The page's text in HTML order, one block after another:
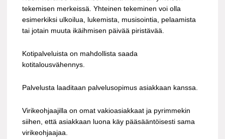
tekemisen merkeissä. Yhteinen tekeminen voi olla
esimerkiksi ulkoilua, lukemista, musisointia, pelaamista
tai jotain muuta ikäihmisen päivää piristävää.
Kotipalveluista on mahdollista saada
kotitalousvähennys.
Palvelusta laaditaan palvelusopimus asiakkaan kanssa.
Virikeohjaajilla on omat vakioasiakkaat ja pyrimmekin
siihen, että asiakkaan luona käy pääsääntöisesti sama
virikeohjaajaa.